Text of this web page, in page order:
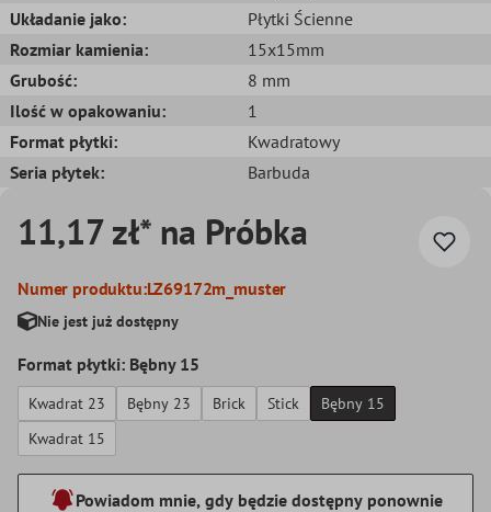
Układanie jako:
Płytki Ścienne
Rozmiar kamienia:
15x15mm
Grubość:
8 mm
Ilość w opakowaniu:
1
Format płytki:
Kwadratowy
Seria płytek:
Barbuda
11,17 zł* na Próbka
Numer produktu:LZ69172m_muster
Nie jest już dostępny
Format płytki: Bębny 15
Kwadrat 23 Bębny 23 Brick Stick
Bębny 15
Kwadrat 15
Powiadom mnie, gdy będzie dostępny ponownie